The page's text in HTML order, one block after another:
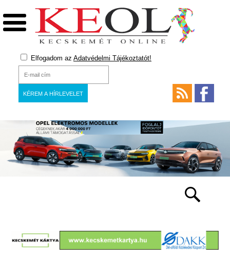
Elfogadom az Adatvédelmi Tájékoztatót!